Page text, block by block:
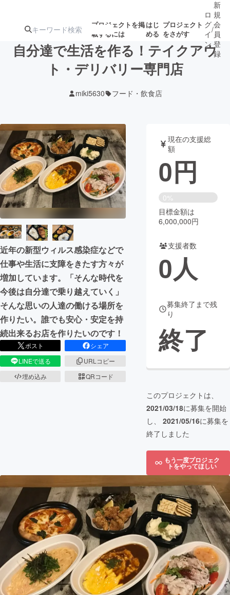
プロジェクトを掲
載するには
はじ
める
プロジェクト
をさがす
ジェクト
募集終了が近いプ
ロジェクト
アート・写真 音楽
テクノロジー・ガジェット ゲーム・サ
映像・映画 書籍・雑誌
ビジネス・起業 チャレンジ
まちづくり・地域活性化
CAMPFIRE for Social Good
CAMPFIRE Creation
CAMPFIREふるさと納税
ロ
グ
イ
ン
/
新
規
会
員
登
録
自分達で生活を作る！テイクアウ
ト・デリバリー専門店
miki5630 フード・飲食店
近年の新型ウィルス感染症などで
仕事や生活に支障をきたす方々が
増加しています。「そんな時代を
今後は自分達で乗り越えていく」
そんな思いの人達の働ける場所を
作りたい。誰でも安心・安定を持
続出来るお店を作りたいのです！
ポスト
シェア
LINEで送る
URLコピー
埋め込み
QRコード
現在の支援総
額
0円
0%
目標金額は
6,000,000円
支援者数
0人
募集終了まで残
り
終了
このプロジェクトは、
2021/03/18に募集を開始
し、 2021/05/16に募集を
終了しました
もう一度プロジェク
トをやってほしい